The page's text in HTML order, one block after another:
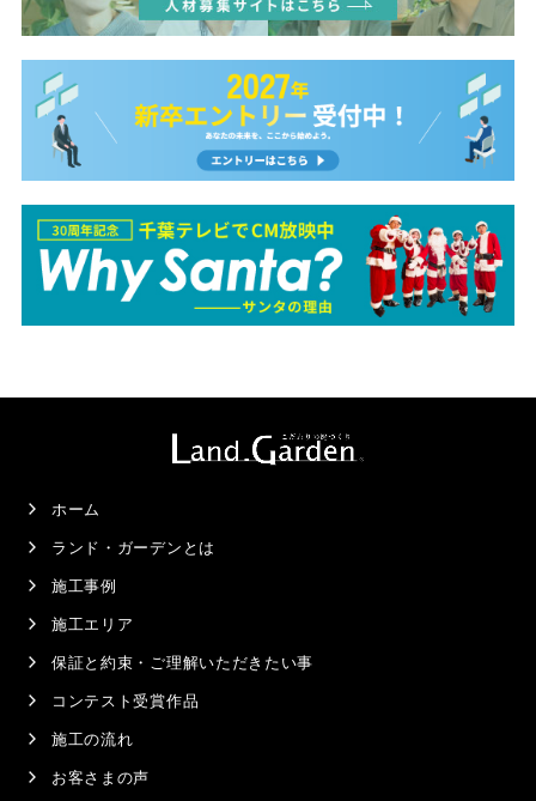
ホーム
ランド・ガーデンとは
施工事例
施工エリア
保証と約束・ご理解いただきたい事
コンテスト受賞作品
施工の流れ
お客さまの声